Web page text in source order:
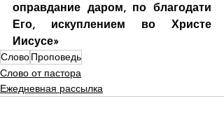
оправдание даром, по благодати
Его, искуплением во Христе
Иисусе»
СловоПроповедь
Слово от пастора
Ежедневная рассылка